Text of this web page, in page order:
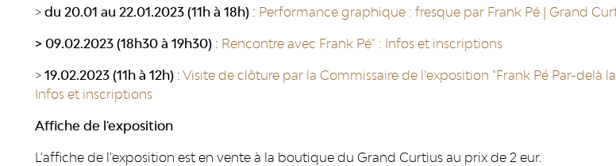
> du 20.01 au 22.01.2023 (11h à 18h) : Performance graphique : fresque par Frank Pé | Grand
> 09.02.2023 (18h30 à 19h30) : Rencontre avec Frank Pé" : Infos et inscriptions
> 19.02.2023 (11h à 12h) : Visite de clôture par la Commissaire de l'exposition "Frank Pé Par-delà
Infos et inscriptions
Affiche de l'exposition
L'affiche de l'exposition est en vente à la boutique du Grand Curtius au prix de 2 eur.